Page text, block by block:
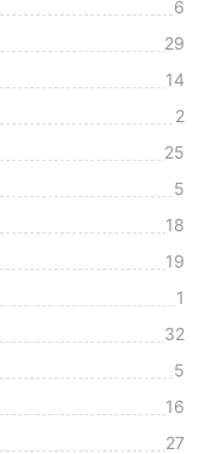
6
29
14
2
25
5
18
19
1
32
5
16
27